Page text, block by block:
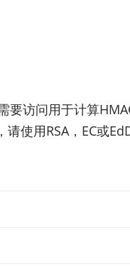
访问用于计算
使用RSA，EC或